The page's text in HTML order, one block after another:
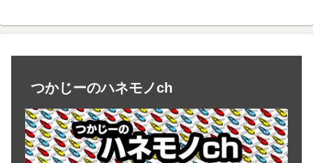
つかじーのハネモノch